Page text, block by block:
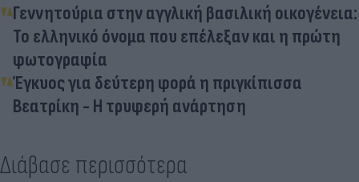
Γεννητούρια στην αγγλική βασιλική οικογένεια:
Το ελληνικό όνομα που επέλεξαν και η πρώτη
φωτογραφία
Έγκυος για δεύτερη φορά η πριγκίπισσα
Βεατρίκη - Η τρυφερή ανάρτηση
Διάβασε περισσότερα